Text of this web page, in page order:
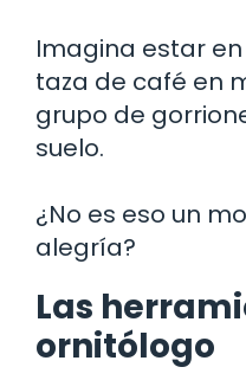
Imagina estar
taza de café en
grupo de
suelo.
¿No es eso un
alegría?
Las
ornitólogo